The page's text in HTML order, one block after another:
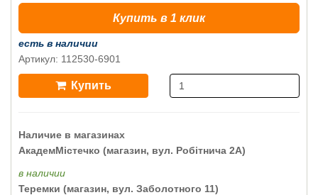
Купить в 1 клик
есть в наличии
Артикул: 112530-6901
Купить
Наличие в магазинах
АкадемМістечко (магазин, вул. Робітнича 2А)
в наличии
Теремки (магазин, вул. Заболотного 11)